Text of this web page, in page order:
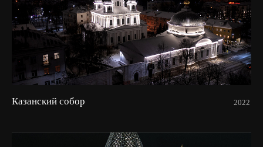
Казанский собор 2022